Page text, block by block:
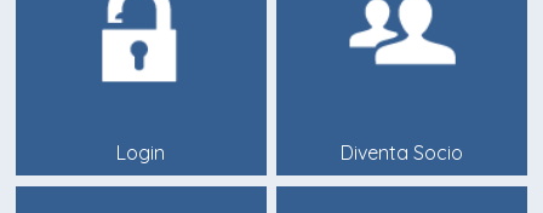
Login Diventa Socio